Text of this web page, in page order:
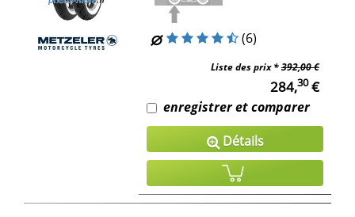
(6)
Liste des prix *392,00 €
284,30€
enregistrer et comparer
Détails